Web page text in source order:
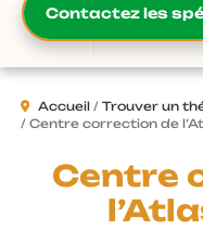
Contactez les
Accueil
Trouver un
Centre correction de
Centre